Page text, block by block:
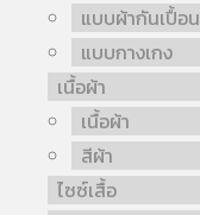
แบบผ้ากันเปื้อน
แบบกางเกง
เนื้อผ้า
เนื้อผ้า
สีผ้า
ไซซ์เสื้อ